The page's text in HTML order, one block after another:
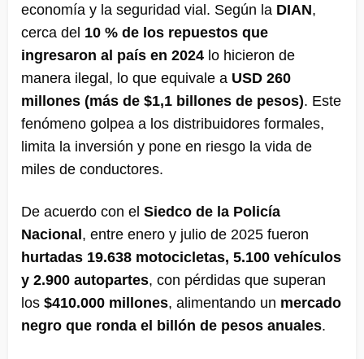
economía y la seguridad vial. Según la DIAN,
cerca del 10 % de los repuestos que
ingresaron al país en 2024 lo hicieron de
manera ilegal, lo que equivale a USD 260
millones (más de $1,1 billones de pesos). Este
fenómeno golpea a los distribuidores formales,
limita la inversión y pone en riesgo la vida de
miles de conductores.
De acuerdo con el Siedco de la Policía
Nacional , entre enero y julio de 2025 fueron
hurtadas 19.638 motocicletas, 5.100 vehículos
y 2.900 autopartes, con pérdidas que superan
los $410.000 millones, alimentando un mercado
negro que ronda el billón de pesos anuales.